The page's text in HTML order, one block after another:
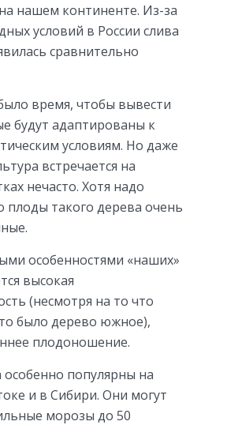
нашем континенте. Из-за
условий в России слива
сравнительно
время, чтобы вывести
будут адаптированы к
условиям. Но даже
встречается на
нечасто. Хотя надо
плоды такого дерева очень
особенностями «наших»
высокая
(несмотря на то что
было дерево южное),
плодоношение.
популярны на
и в Сибири. Они могут
морозы до 50